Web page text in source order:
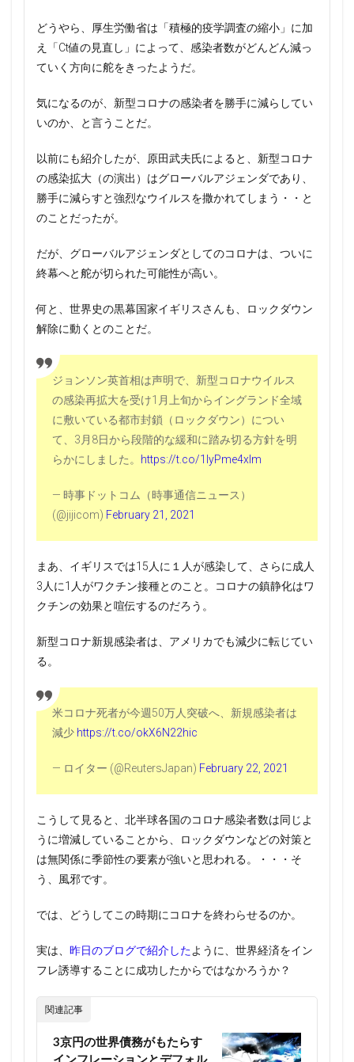
どうやら、厚生労働省は「積極的疫学調査の縮小」に加
え「Ct値の見直し」によって、感染者数がどんどん減っ
ていく方向に舵をきったようだ。
気になるのが、新型コロナの感染者を勝手に減らしてい
いのか、と言うことだ。
以前にも紹介したが、原田武夫氏によると、新型コロナ
の感染拡大（の演出）はグローバルアジェンダであり、
勝手に減らすと強烈なウイルスを撒かれてしまう・・と
のことだったが。
だが、グローバルアジェンダとしてのコロナは、ついに
終幕へと舵が切られた可能性が高い。
何と、世界史の黒幕国家イギリスさんも、ロックダウン
解除に動くとのことだ。
ジョンソン英首相は声明で、新型コロナウイルス
の感染再拡大を受け1月上旬からイングランド全域
に敷いている都市封鎖（ロックダウン）につい
て、3月8日から段階的な緩和に踏み切る方針を明
らかにしました。 https://t.co/1lyPme4xlm
— 時事ドットコム（時事通信ニュース）
(@jijicom) February 21, 2021
まあ、イギリスでは15人に１人が感染して、さらに成人
3人に1人がワクチン接種とのこと。コロナの鎮静化はワ
クチンの効果と喧伝するのだろう。
新型コロナ新規感染者は、アメリカでも減少に転じてい
る。
米コロナ死者が今週50万人突破へ、新規感染者は
減少 https://t.co/okX6N22hic
— ロイター (@ReutersJapan) February 22, 2021
こうして見ると、北半球各国のコロナ感染者数は同じよ
うに増減していることから、ロックダウンなどの対策と
は無関係に季節性の要素が強いと思われる。・・・そ
う、風邪です。
では、どうしてこの時期にコロナを終わらせるのか。
実は、 昨日のブログで紹介したように、世界経済をイン
フレ誘導することに成功したからではなかろうか？
関連記事
3京円の世界債務がもたらす
インフレーションとデフォル